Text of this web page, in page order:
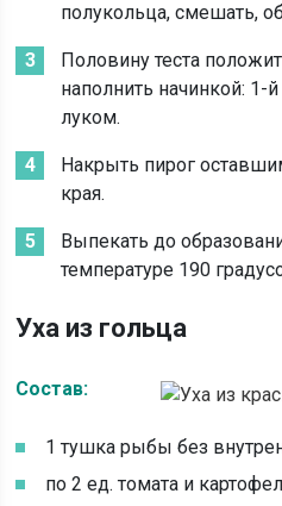
полукольца, смешать,
Половину теста
наполнить начинкой: 1-
луком.
Накрыть пирог
края.
Выпекать до
температуре 190
Уха из гольца
Состав:
1 тушка рыбы без
по 2 ед. томата и